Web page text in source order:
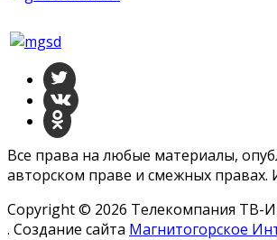
Все права на любые материалы,
авторском праве и смежных правах.
Copyright © 2026 Телекомпания ТВ-
. Создание сайта Магнитогорское